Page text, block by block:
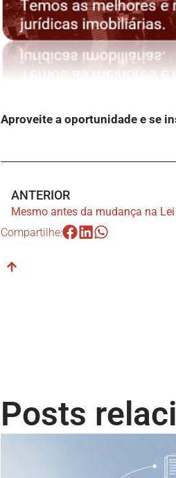
Aproveite a oportunidade e se
ANTERIOR
Compartilhe:
Posts